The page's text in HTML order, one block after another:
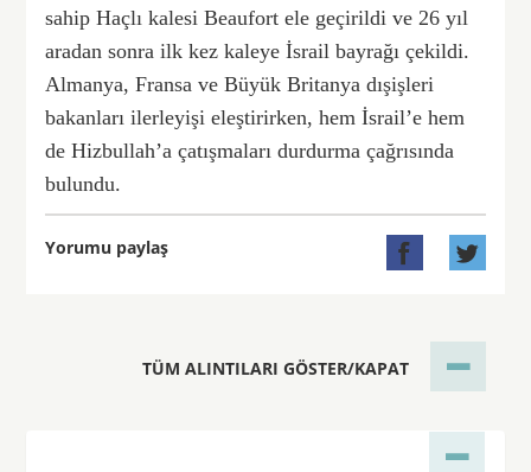
sahip Haçlı kalesi Beaufort ele geçirildi ve 26 yıl
aradan sonra ilk kez kaleye İsrail bayrağı çekildi.
Almanya, Fransa ve Büyük Britanya dışişleri
bakanları ilerleyişi eleştirirken, hem İsrail’e hem
de Hizbullah’a çatışmaları durdurma çağrısında
bulundu.
Yorumu paylaş  
TÜM ALINTILARI GÖSTER/KAPAT